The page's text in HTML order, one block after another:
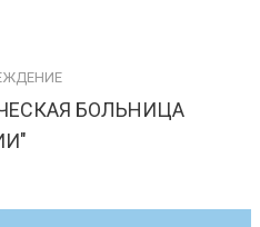
БОЛЬНИЦА